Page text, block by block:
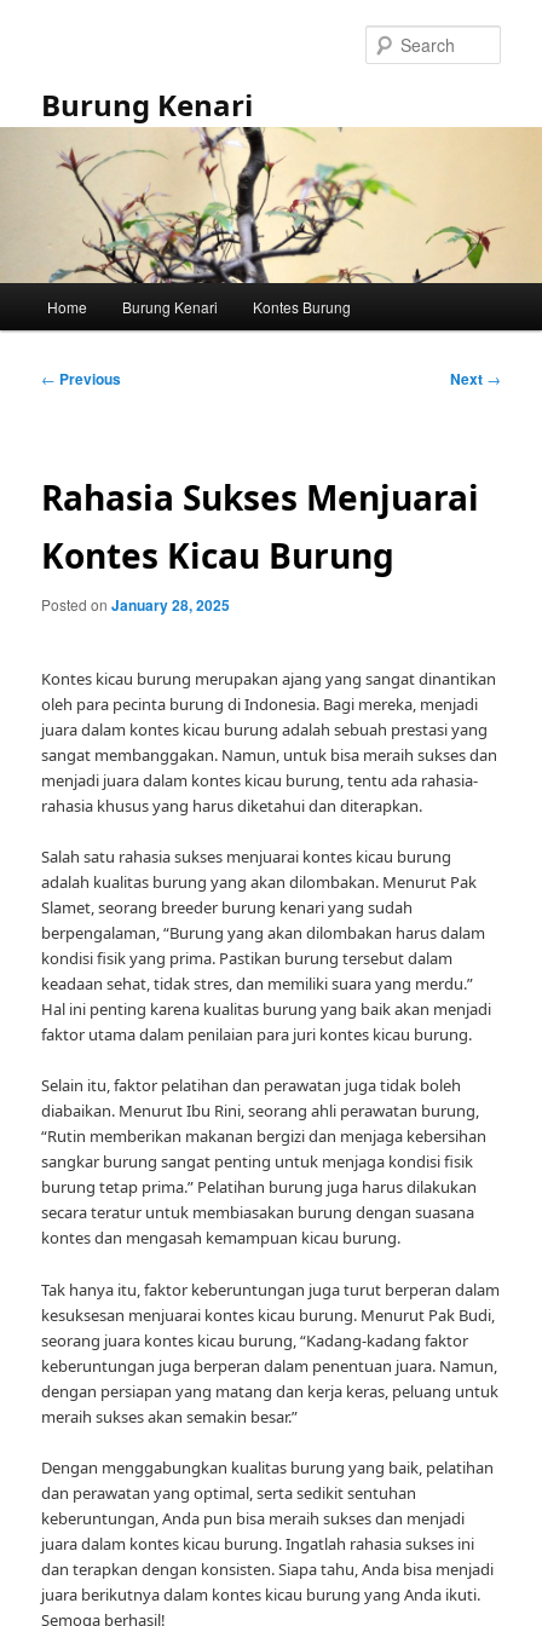
Burung Kenari
Home Burung Kenari Kontes Burung
Post
← Previous Next →
Rahasia Sukses Menjuarai
Kontes Kicau Burung
Posted onJanuary 28, 2025
Kontes kicau burung merupakan ajang yang sangat dinantikan
oleh para pecinta burung di Indonesia. Bagi mereka, menjadi
juara dalam kontes kicau burung adalah sebuah prestasi yang
sangat membanggakan. Namun, untuk bisa meraih sukses dan
menjadi juara dalam kontes kicau burung, tentu ada rahasia-
rahasia khusus yang harus diketahui dan diterapkan.
Salah satu rahasia sukses menjuarai kontes kicau burung
adalah kualitas burung yang akan dilombakan. Menurut Pak
Slamet, seorang breeder burung kenari yang sudah
berpengalaman, “Burung yang akan dilombakan harus dalam
kondisi fisik yang prima. Pastikan burung tersebut dalam
keadaan sehat, tidak stres, dan memiliki suara yang merdu.”
Hal ini penting karena kualitas burung yang baik akan menjadi
faktor utama dalam penilaian para juri kontes kicau burung.
Selain itu, faktor pelatihan dan perawatan juga tidak boleh
diabaikan. Menurut Ibu Rini, seorang ahli perawatan burung,
“Rutin memberikan makanan bergizi dan menjaga kebersihan
sangkar burung sangat penting untuk menjaga kondisi fisik
burung tetap prima.” Pelatihan burung juga harus dilakukan
secara teratur untuk membiasakan burung dengan suasana
kontes dan mengasah kemampuan kicau burung.
Tak hanya itu, faktor keberuntungan juga turut berperan dalam
kesuksesan menjuarai kontes kicau burung. Menurut Pak Budi,
seorang juara kontes kicau burung, “Kadang-kadang faktor
keberuntungan juga berperan dalam penentuan juara. Namun,
dengan persiapan yang matang dan kerja keras, peluang untuk
meraih sukses akan semakin besar.”
Dengan menggabungkan kualitas burung yang baik, pelatihan
dan perawatan yang optimal, serta sedikit sentuhan
keberuntungan, Anda pun bisa meraih sukses dan menjadi
juara dalam kontes kicau burung. Ingatlah rahasia sukses ini
dan terapkan dengan konsisten. Siapa tahu, Anda bisa menjadi
juara berikutnya dalam kontes kicau burung yang Anda ikuti.
Semoga berhasil!